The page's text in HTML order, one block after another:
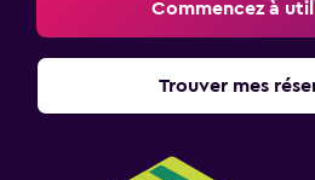
Commencez à
Trouver mes